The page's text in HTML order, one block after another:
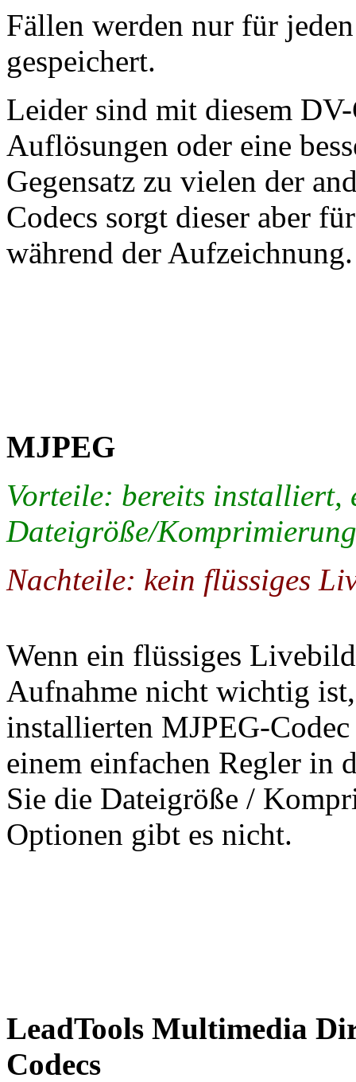
Fällen werden nur für
gespeichert.
Leider sind mit diesem
Auflösungen oder eine
Gegensatz zu vielen der
Codecs sorgt dieser aber
während der Aufzeichnung.
MJPEG
Vorteile: bereits
Dateigröße/
Nachteile: kein flüssiges
Wenn ein flüssiges
Aufnahme nicht wichtig
installierten MJPEG-
einem einfachen Regler in
Sie die Dateigröße /
Optionen gibt es nicht.
LeadTools Multimedia
Codecs